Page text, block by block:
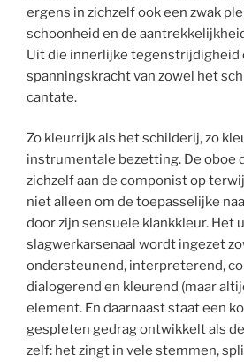
ergens in zichzelf ook een zwak
schoonheid en de
Uit die innerlijke tegenstrijdigheid
spanningskracht van zowel het
cantate.
Zo kleurrijk als het schilderij, zo
instrumentale bezetting. De oboe
zichzelf aan de componist op
niet alleen om de toepasselijke
door zijn sensuele klankkleur. Het
slagwerkarsenaal wordt ingezet
ondersteunend, interpreterend,
dialogerend en kleurend (maar
element. En daarnaast staat een
gespleten gedrag ontwikkelt als
zelf: het zingt in vele stemmen,